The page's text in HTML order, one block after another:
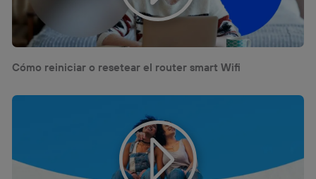
Cómo reiniciar o resetear el router smart Wifi
datos móviles
, el marketing será más
personalizado, ya que se basará únicamente en la
navegación del usuario del móvil.
“Administrar Utiq” en la parte inferior de esta página web o
(“consenthub”). Para más información, consulta